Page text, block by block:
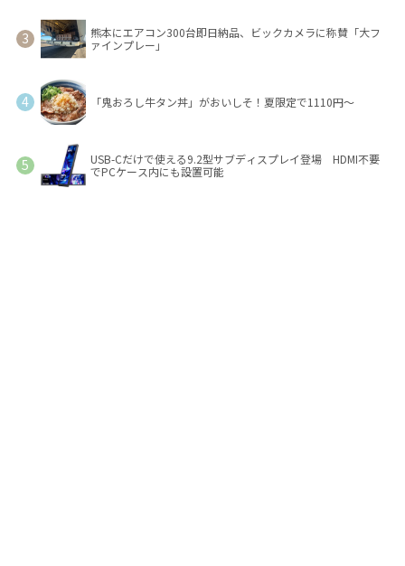
熊本にエアコン300台即日納品、ビックカメラに称賛「大フ
ァインプレー」
「鬼おろし牛タン丼」がおいしそ！夏限定で1110円～
USB-Cだけで使える9.2型サブディスプレイ登場 HDMI不要
でPCケース内にも設置可能